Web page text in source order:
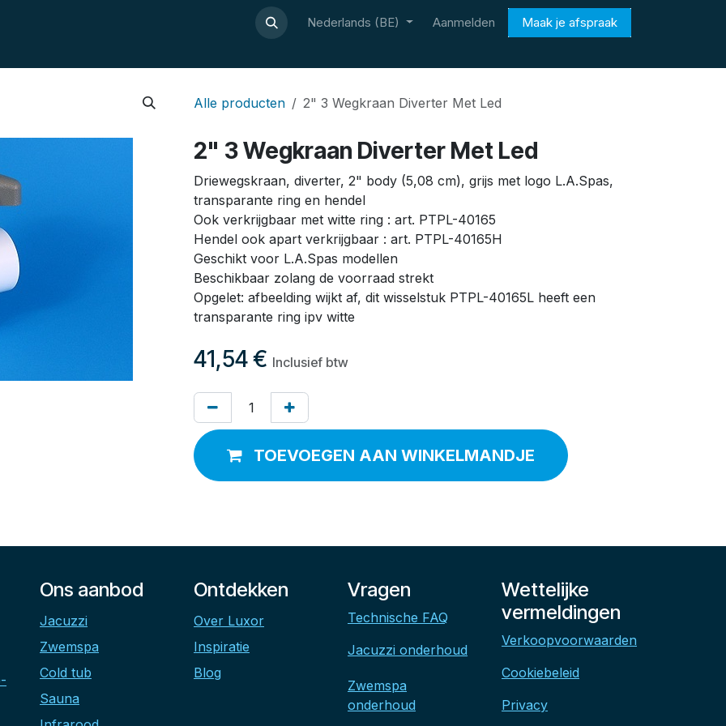
Contact Nederlands (BE) Aanmelden Maak je afspraak
Alle producten 2" 3 Wegkraan Diverter Met Led
2" 3 Wegkraan Diverter Met Led
Driewegskraan, diverter, 2" body (5,08 cm), grijs met logo L.A.Spas,
transparante ring en hendel
Ook verkrijgbaar met witte ring : art. PTPL-40165
Hendel ook apart verkrijgbaar : art. PTPL-40165H
Geschikt voor L.A.Spas modellen
Beschikbaar zolang de voorraad strekt
Opgelet: afbeelding wijkt af, dit wisselstuk PTPL-40165L heeft een
transparante ring ipv witte
41,54€ Inclusief btw
TOEVOEGEN AAN WINKELMANDJE
Ons aanbod
Jacuzzi
Zwemspa
Cold tub
Sauna
Ontdekken
Over Luxor
Inspiratie
Blog
Vragen
Technische FAQ
Jacuzzi onderhoud
Zwemspa
onderhoud
Wettelijke
vermeldingen
Verkoopvoorwaarden
Cookiebeleid
Privacy